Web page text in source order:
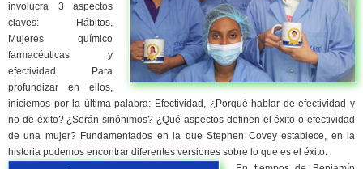
involucra 3 aspectos
claves: Hábitos,
Mujeres químico
farmacéuticas y
efectividad. Para
profundizar en ellos,
iniciemos por la última palabra: Efectividad, ¿Porqué hablar de efectividad y
no de éxito? ¿Serán sinónimos? ¿Qué aspectos definen el éxito o efectividad
de una mujer? Fundamentados en la que Stephen Covey establece, en la
historia podemos encontrar diferentes versiones sobre lo que es el éxito.